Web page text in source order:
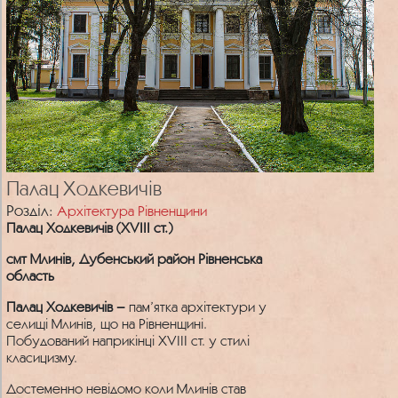
колишньому палаці облаштували контору
колгоспу, яка розміщувалася там до 1955 р.
У серпні цього ж року територію віддали
під новоутворений Урвенський будинок-
інтернат для людей похилого віку та
інвалідів. У 1970-х роках за часів інтернату
до палацу прибудували двоповерховий
корпус, остаточно спотворивши колишню
панську резиденцію. У 1983 р. його
перейменовано в Урвенський
психоневрологічний інтернат. З 2013 р.
змінено назву на Комунальний заклад
«Урвенський психоневрологічний інтернат»
Рівненської обласної ради.
Палац Ходкевичів
Розділ: Архітектура Рівненщини
Палац Ходкевичів (ХVІІІ ст.)
смт Млинів, Дубенський район Рівненська
область
Палац Ходкевичів – пам’ятка архітектури у
селищі Млинів, що на Рівненщині.
Побудований наприкінці ХVІІІ ст. у стилі
класицизму.
Достеменно невідомо коли Млинів став